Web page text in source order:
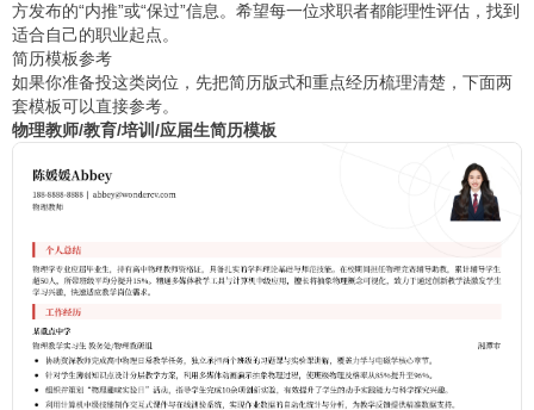
方发布的“内推”或“保过”信息。希望每一位求职者都能理性评估，找到
适合自己的职业起点。
简历模板参考
如果你准备投这类岗位，先把简历版式和重点经历梳理清楚，下面两
套模板可以直接参考。
物理教师/教育/培训/应届生简历模板